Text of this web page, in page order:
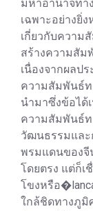
มหาอำนาจทา
เฉพาะอย่างยิ่
เกี่ยวกับความ
สร้างความสัม
เนื่องจากผลป
ความสัมพันธ์ท
นำมาซึ่งข้อได้
ความสัมพันธ์
วัฒนธรรมแล
พรมแดนของจี
โดยตรง แต่ก็
โขงหรือ
ใกล้ชิดทางภูมิ